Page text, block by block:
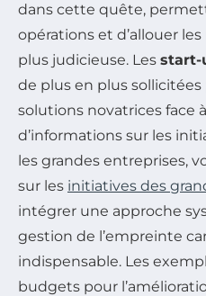
dans cette quête,
opérations et d’allouer
plus judicieuse. Les start-
de plus en plus
solutions novatrices face
d’informations sur les
les grandes entreprises,
sur les initiatives des
intégrer une approche
gestion de l’empreinte
indispensable. Les
budgets pour